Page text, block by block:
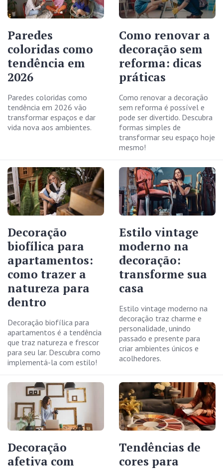
Paredes
coloridas como
tendência em
2026
Paredes coloridas como
tendência em 2026 vão
transformar espaços e dar
vida nova aos ambientes.
Como renovar a
decoração sem
reforma: dicas
práticas
Como renovar a decoração
sem reforma é possível e
pode ser divertido. Descubra
formas simples de
transformar seu espaço hoje
mesmo!
Decoração
biofílica para
apartamentos:
como trazer a
natureza para
dentro
Decoração biofílica para
apartamentos é a tendência
que traz natureza e frescor
para seu lar. Descubra como
implementá-la com estilo!
Estilo vintage
moderno na
decoração:
transforme sua
casa
Estilo vintage moderno na
decoração traz charme e
personalidade, unindo
passado e presente para
criar ambientes únicos e
acolhedores.
Decoração
afetiva com
Tendências de
cores para